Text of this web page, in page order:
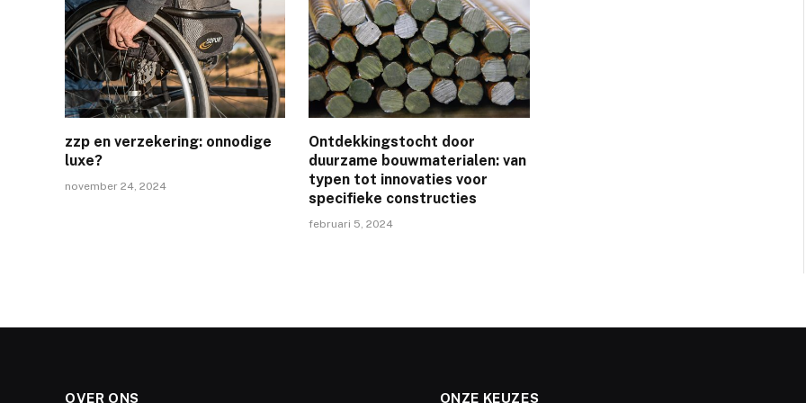
zzp en verzekering: onnodige
luxe?
november 24, 2024
Ontdekkingstocht door
duurzame bouwmaterialen: van
typen tot innovaties voor
specifieke constructies
februari 5, 2024
OVER ONS ONZE KEUZES